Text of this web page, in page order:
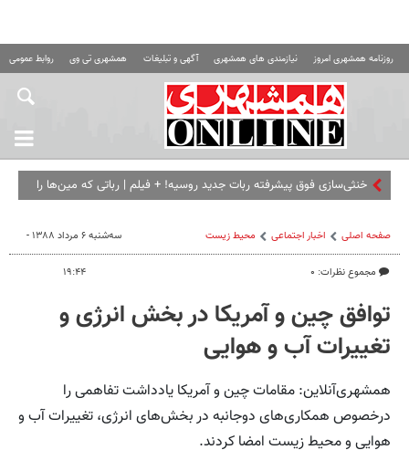
روزنامه همشهری امروز نیازمندی های همشهری آگهی و تبلیغات همشهری تی وی روابط عمومی
خنثی‌سازی فوق پیشرفته ربات جدید روسیه! + فیلم | رباتی که مین‌ها را
صفحه اصلی اخبار اجتماعی محیط زیست
مجموع نظرات: ۰
سه‌شنبه ۶ مرداد ۱۳۸۸ -
۱۹:۴۴
توافق چین و آمریکا در بخش انرژی و
تغییرات آب و هوایی
همشهری‌آنلاین: مقامات چین و آمریکا یادداشت تفاهمی را
درخصوص همکاری‌های دوجانبه در بخش‌های انرژی، تغییرات آب و
هوایی و محیط زیست امضا کردند.